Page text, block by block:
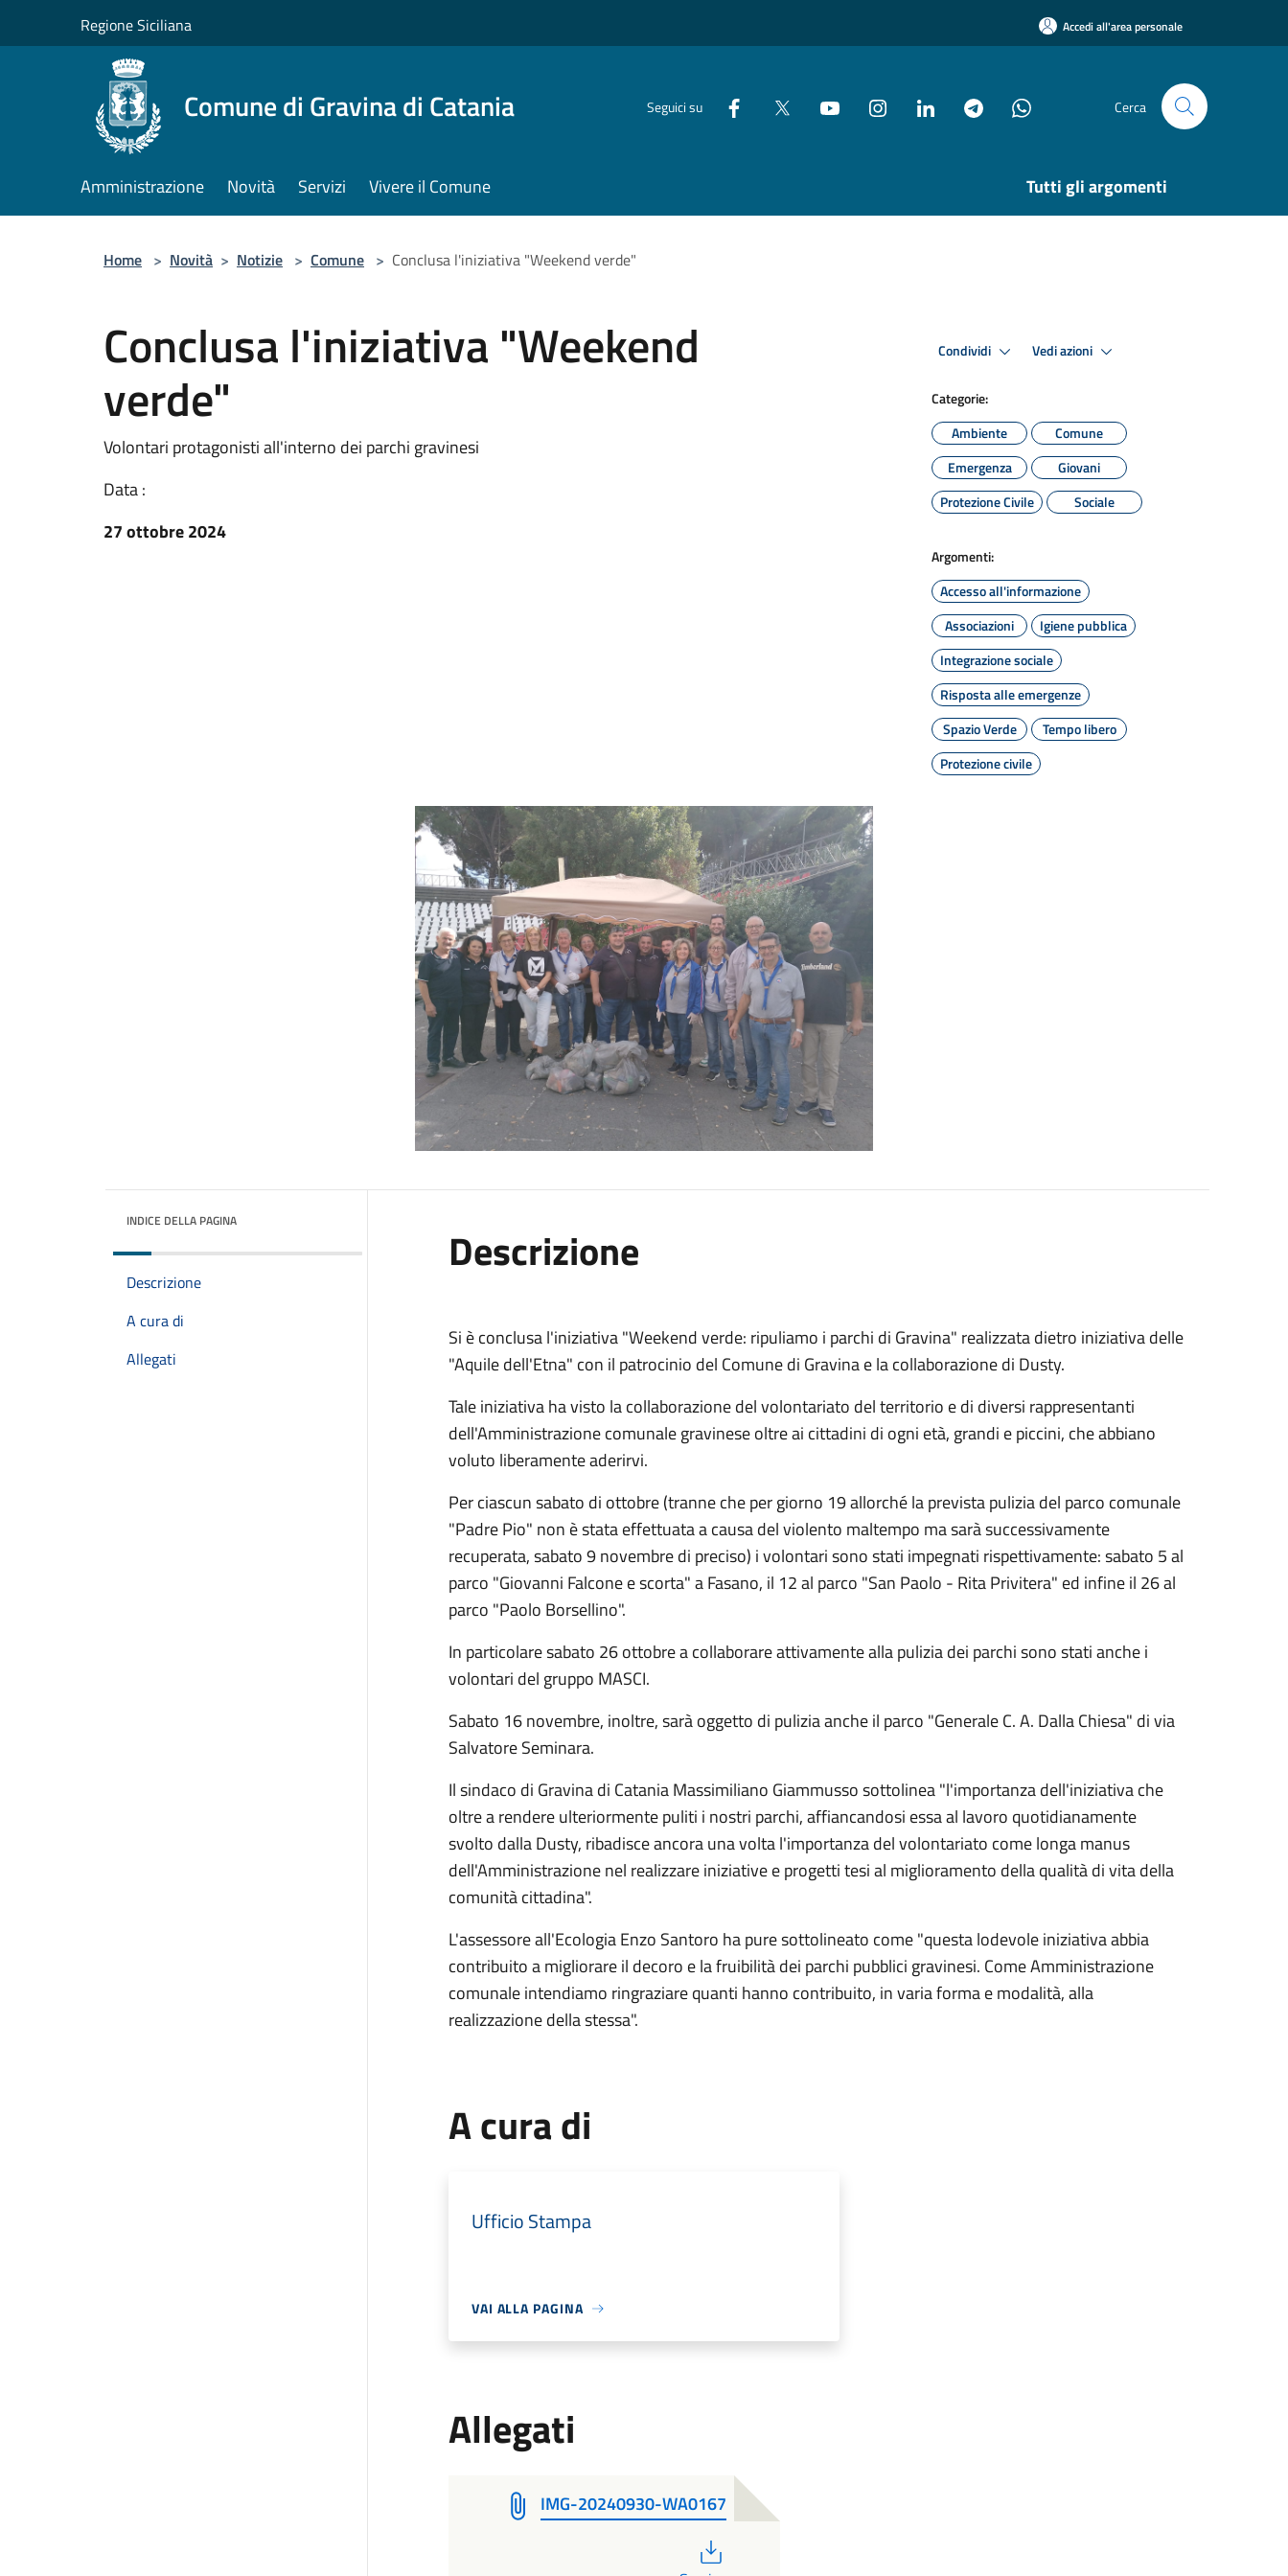
Regione Siciliana Accedi all'area personale
Comune di Gravina di Catania Seguici su Cerca
Amministrazione Novità Servizi Vivere il Comune Tutti gli argomenti
Home > Novità > Notizie > Comune > Conclusa l'iniziativa "Weekend verde"
Conclusa l'iniziativa "Weekend
verde"
Volontari protagonisti all'interno dei parchi gravinesi
Data :
27 ottobre 2024
Condividi Vedi azioni
Categorie:
Ambiente
Comune
Emergenza
Giovani
Protezione Civile
Sociale
Argomenti:
Accesso all'informazione
Associazioni
Igiene pubblica
Integrazione sociale
Risposta alle emergenze
Spazio Verde
Tempo libero
Protezione civile
INDICE DELLA PAGINA
Descrizione
A cura di
Allegati
Descrizione
Si è conclusa l'iniziativa "Weekend verde: ripuliamo i parchi di Gravina" realizzata dietro iniziativa delle
"Aquile dell'Etna" con il patrocinio del Comune di Gravina e la collaborazione di Dusty.
Tale iniziativa ha visto la collaborazione del volontariato del territorio e di diversi rappresentanti
dell'Amministrazione comunale gravinese oltre ai cittadini di ogni età, grandi e piccini, che abbiano
voluto liberamente aderirvi.
Per ciascun sabato di ottobre (tranne che per giorno 19 allorché la prevista pulizia del parco comunale
"Padre Pio" non è stata effettuata a causa del violento maltempo ma sarà successivamente
recuperata, sabato 9 novembre di preciso) i volontari sono stati impegnati rispettivamente: sabato 5 al
parco "Giovanni Falcone e scorta" a Fasano, il 12 al parco "San Paolo - Rita Privitera" ed infine il 26 al
parco "Paolo Borsellino".
In particolare sabato 26 ottobre a collaborare attivamente alla pulizia dei parchi sono stati anche i
volontari del gruppo MASCI.
Sabato 16 novembre, inoltre, sarà oggetto di pulizia anche il parco "Generale C. A. Dalla Chiesa" di via
Salvatore Seminara.
Il sindaco di Gravina di Catania Massimiliano Giammusso sottolinea "l'importanza dell'iniziativa che
oltre a rendere ulteriormente puliti i nostri parchi, affiancandosi essa al lavoro quotidianamente
svolto dalla Dusty, ribadisce ancora una volta l'importanza del volontariato come longa manus
dell'Amministrazione nel realizzare iniziative e progetti tesi al miglioramento della qualità di vita della
comunità cittadina".
L'assessore all'Ecologia Enzo Santoro ha pure sottolineato come "questa lodevole iniziativa abbia
contribuito a migliorare il decoro e la fruibilità dei parchi pubblici gravinesi. Come Amministrazione
comunale intendiamo ringraziare quanti hanno contribuito, in varia forma e modalità, alla
realizzazione della stessa".
A cura di
Ufficio Stampa
VAI ALLA PAGINA
Allegati
IMG-20240930-WA0167